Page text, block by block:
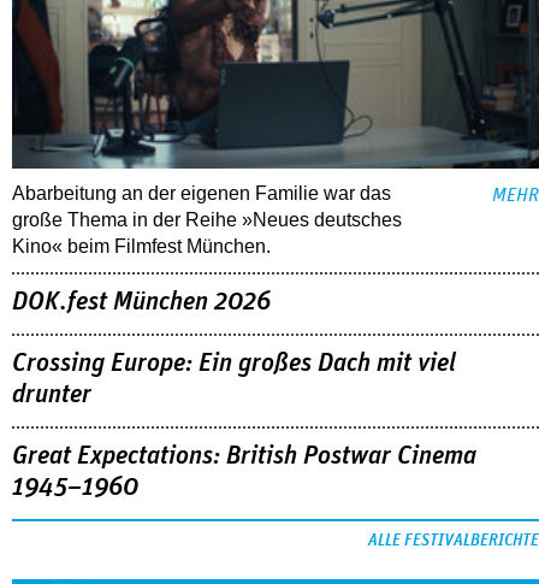
Abarbeitung an der eigenen Familie war das
große Thema in der Reihe »Neues deutsches
Kino« beim Filmfest München.
MEHR
DOK.fest München 2026
Crossing Europe: Ein großes Dach mit viel
drunter
Great Expectations: British Postwar Cinema
1945–1960
ALLE FESTIVALBERICHTE